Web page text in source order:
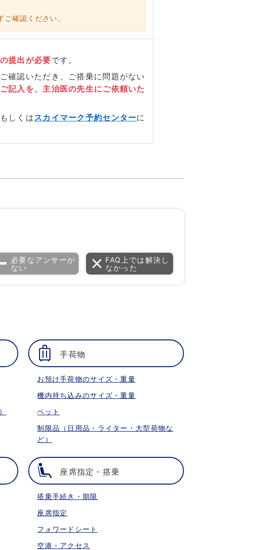
ご確認ください。
提出が必要です。
確認いただき、ご搭乗に問題がない
記入を、主治医の先生にご依頼いた
もしくはスカイマーク予約センターに
必要なアンサーが
ない
FAQ上では解決し
なかった
手荷物
お預け手荷物のサイズ・重量
機内持ち込みのサイズ・重量
ペット
制限品（日用品・ライター・大型荷物な
ど）
座席指定・搭乗
搭乗手続き・期限
座席指定
フォワードシート
空港・アクセス